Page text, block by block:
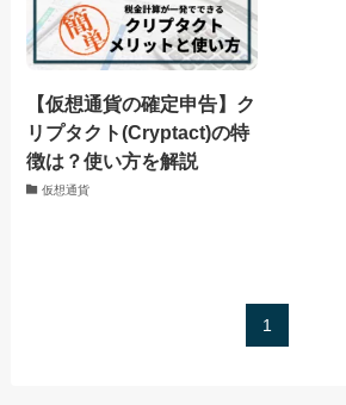
【仮想通貨の確定申告】ク
リプタクト(Cryptact)の特
徴は？使い方を解説
仮想通貨
1